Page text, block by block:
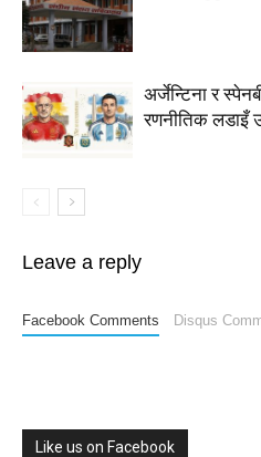
अर्जेन्टिना र
रणनीतिक लडाइँ
Leave a reply
Facebook Comments Disqus
Like us on Facebook